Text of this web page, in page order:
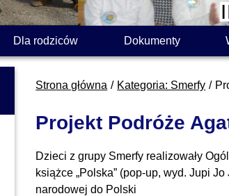
Dla rodziców Dokumenty
Strona główna Kategoria: Smerfy
Projekt Podróże
Dzieci z grupy Smerfy realizowały
książce „Polska” (pop-up, wyd. Jupi
narodowej do Polski